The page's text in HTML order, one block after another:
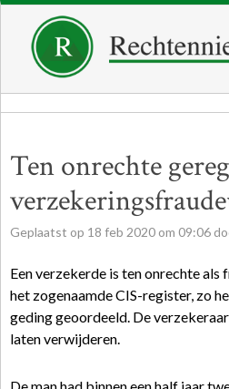
Ten onrechte
Geplaatst op 18 feb 2020 om 09:06
Een verzekerde is ten onrechte
het zogenaamde CIS-register, zo
geding geoordeeld. De
laten verwijderen.